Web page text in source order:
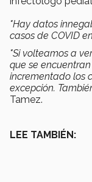
"Hay datos
casos de COVID
"Si volteamos a
que se
incrementado los
excepción.
Tamez.
LEE TAMBIÉN: